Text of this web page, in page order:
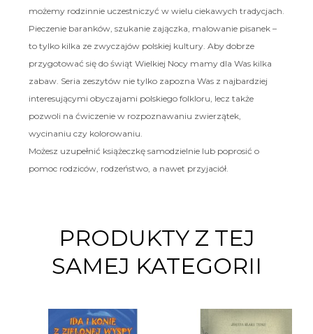
możemy rodzinnie uczestniczyć w wielu ciekawych tradycjach.
Pieczenie baranków, szukanie zajączka, malowanie pisanek –
to tylko kilka ze zwyczajów polskiej kultury. Aby dobrze
przygotować się do świąt Wielkiej Nocy mamy dla Was kilka
zabaw. Seria zeszytów nie tylko zapozna Was z najbardziej
interesującymi obyczajami polskiego folkloru, lecz także
pozwoli na ćwiczenie w rozpoznawaniu zwierzątek,
wycinaniu czy kolorowaniu.
Możesz uzupełnić książeczkę samodzielnie lub poprosić o
pomoc rodziców, rodzeństwo, a nawet przyjaciół.
PRODUKTY Z TEJ
SAMEJ KATEGORII